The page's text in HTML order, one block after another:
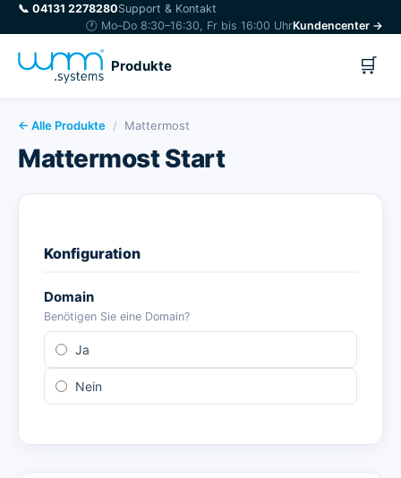
📞 04131 2278280Support & Kontakt
🕐 Mo–Do 8:30–16:30, Fr bis 16:00 UhrKundencenter →
Produkte 🛒
← Alle Produkte / Mattermost
Mattermost Start
Konfiguration
Domain
Benötigen Sie eine Domain?
Ja
Nein